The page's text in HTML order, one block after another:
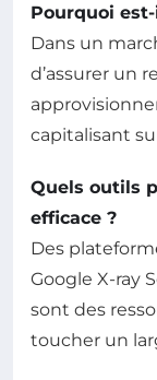
Pourquoi
Dans un
d’assurer un
capitalisant
Quels outils
efficace ?
Des
Google X-ray
sont des
toucher un